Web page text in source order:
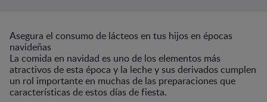
Asegura el consumo de lácteos en tus hijos en épocas
navideñas
La comida en navidad es uno de los elementos más
atractivos de esta época y la leche y sus derivados cumplen
un rol importante en muchas de las preparaciones que
características de estos días de fiesta.